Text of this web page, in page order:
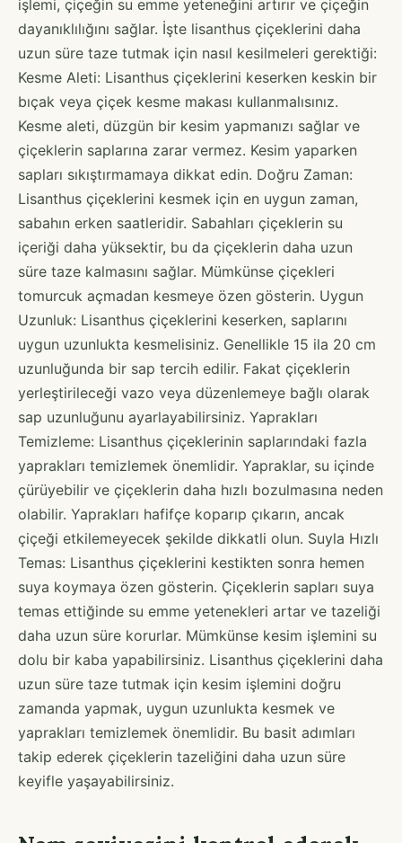
işlemi, çiçeğin su emme yeteneğini artırır ve çiçeğin
dayanıklılığını sağlar. İşte lisanthus çiçeklerini daha
uzun süre taze tutmak için nasıl kesilmeleri gerektiği:
Kesme Aleti: Lisanthus çiçeklerini keserken keskin bir
bıçak veya çiçek kesme makası kullanmalısınız.
Kesme aleti, düzgün bir kesim yapmanızı sağlar ve
çiçeklerin saplarına zarar vermez. Kesim yaparken
sapları sıkıştırmamaya dikkat edin. Doğru Zaman:
Lisanthus çiçeklerini kesmek için en uygun zaman,
sabahın erken saatleridir. Sabahları çiçeklerin su
içeriği daha yüksektir, bu da çiçeklerin daha uzun
süre taze kalmasını sağlar. Mümkünse çiçekleri
tomurcuk açmadan kesmeye özen gösterin. Uygun
Uzunluk: Lisanthus çiçeklerini keserken, saplarını
uygun uzunlukta kesmelisiniz. Genellikle 15 ila 20 cm
uzunluğunda bir sap tercih edilir. Fakat çiçeklerin
yerleştirileceği vazo veya düzenlemeye bağlı olarak
sap uzunluğunu ayarlayabilirsiniz. Yaprakları
Temizleme: Lisanthus çiçeklerinin saplarındaki fazla
yaprakları temizlemek önemlidir. Yapraklar, su içinde
çürüyebilir ve çiçeklerin daha hızlı bozulmasına neden
olabilir. Yaprakları hafifçe koparıp çıkarın, ancak
çiçeği etkilemeyecek şekilde dikkatli olun. Suyla Hızlı
Temas: Lisanthus çiçeklerini kestikten sonra hemen
suya koymaya özen gösterin. Çiçeklerin sapları suya
temas ettiğinde su emme yetenekleri artar ve tazeliği
daha uzun süre korurlar. Mümkünse kesim işlemini su
dolu bir kaba yapabilirsiniz. Lisanthus çiçeklerini daha
uzun süre taze tutmak için kesim işlemini doğru
zamanda yapmak, uygun uzunlukta kesmek ve
yaprakları temizlemek önemlidir. Bu basit adımları
takip ederek çiçeklerin tazeliğini daha uzun süre
keyifle yaşayabilirsiniz.